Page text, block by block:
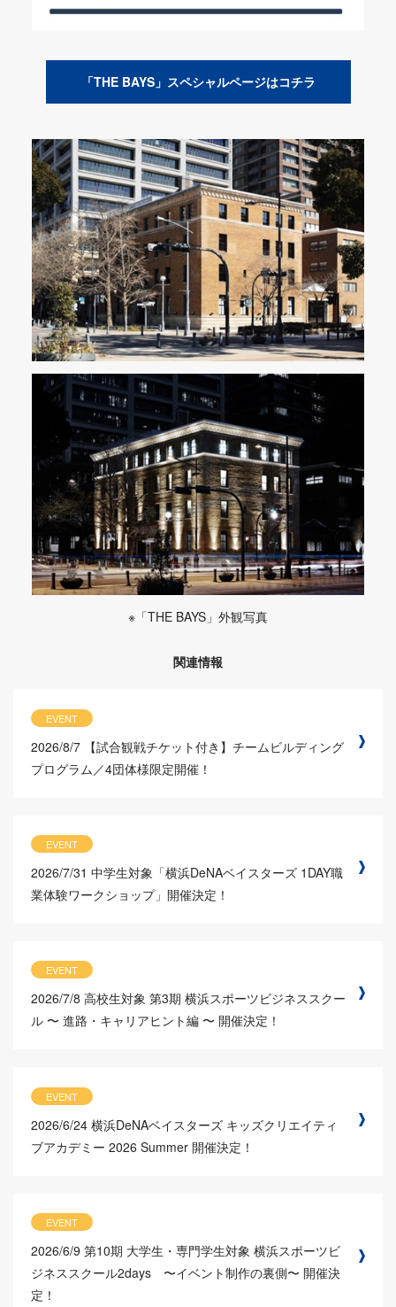
「THE BAYS」スペシャルページはコチラ
※「THE BAYS」外観写真
関連情報
EVENT
2026/8/7 【試合観戦チケット付き】チームビルディング
プログラム／4団体様限定開催！
EVENT
2026/7/31 中学生対象「横浜DeNAベイスターズ 1DAY職
業体験ワークショップ」開催決定！
EVENT
2026/7/8 高校生対象 第3期 横浜スポーツビジネススクー
ル 〜 進路・キャリアヒント編 〜 開催決定！
EVENT
2026/6/24 横浜DeNAベイスターズ キッズクリエイティ
ブアカデミー 2026 Summer 開催決定！
EVENT
2026/6/9 第10期 大学生・専門学生対象 横浜スポーツビ
ジネススクール2days 〜イベント制作の裏側〜 開催決
定！